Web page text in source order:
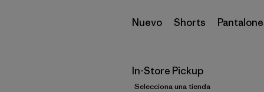
Nuevo Shorts
In-Store Pickup
Selecciona una tienda